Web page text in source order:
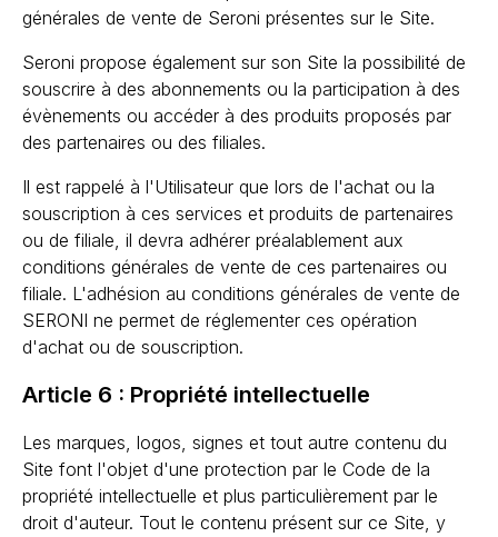
générales de vente de Seroni présentes sur le Site.
Seroni propose également sur son Site la possibilité de
souscrire à des abonnements ou la participation à des
évènements ou accéder à des produits proposés par
des partenaires ou des filiales.
Il est rappelé à l'Utilisateur que lors de l'achat ou la
souscription à ces services et produits de partenaires
ou de filiale, il devra adhérer préalablement aux
conditions générales de vente de ces partenaires ou
filiale. L'adhésion au conditions générales de vente de
SERONI ne permet de réglementer ces opération
d'achat ou de souscription.
Article 6 : Propriété intellectuelle
Les marques, logos, signes et tout autre contenu du
Site font l'objet d'une protection par le Code de la
propriété intellectuelle et plus particulièrement par le
droit d'auteur. Tout le contenu présent sur ce Site, y